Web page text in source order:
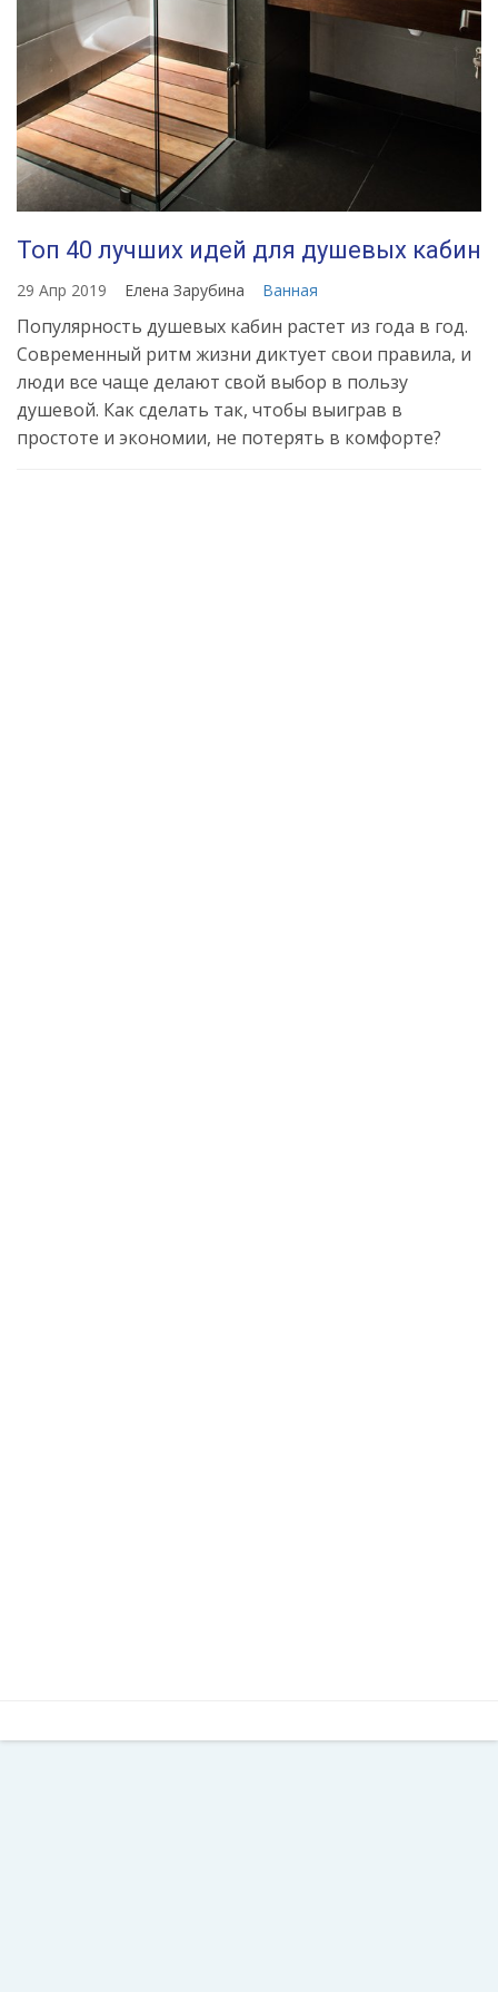
Топ 40 лучших идей для душевых кабин
29 Апр 2019 Елена Зарубина Ванная
Популярность душевых кабин растет из года в год.
Современный ритм жизни диктует свои правила, и
люди все чаще делают свой выбор в пользу
душевой. Как сделать так, чтобы выиграв в
простоте и экономии, не потерять в комфорте?